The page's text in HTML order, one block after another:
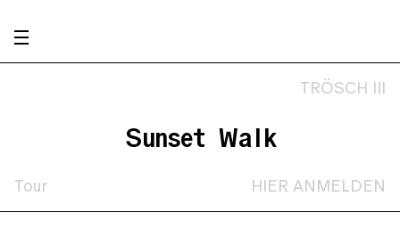
TRÖSCH III
Sunset Walk
Tour HIER ANMELDEN